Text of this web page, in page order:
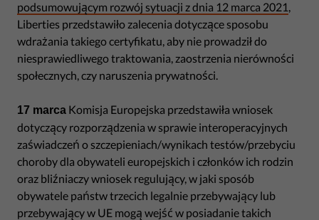
podsumowującym rozwój sytuacji z dnia 12 marca 2021
Liberties przedstawiło zalecenia dotyczące sposobu
wdrażania takiego certyfikatu, aby nie prowadził do
niesprawiedliwego traktowania, zaostrzenia nierówności
społecznych, czy naruszenia prywatności.
17 marca Komisja Europejska przedstawiła wniosek
dotyczący rozporządzenia w sprawie interoperacyjnych
zaświadczeń o szczepieniach/wynikach testów/przebyciu
choroby dla obywateli europejskich i członków ich rodzin
oraz bliźniaczy wniosek regulujący, w jaki sposób
obywatele państw trzecich legalnie przebywający lub
przebywający w UE mogą wejść w posiadanie takich